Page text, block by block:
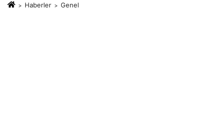
Haberler Genel